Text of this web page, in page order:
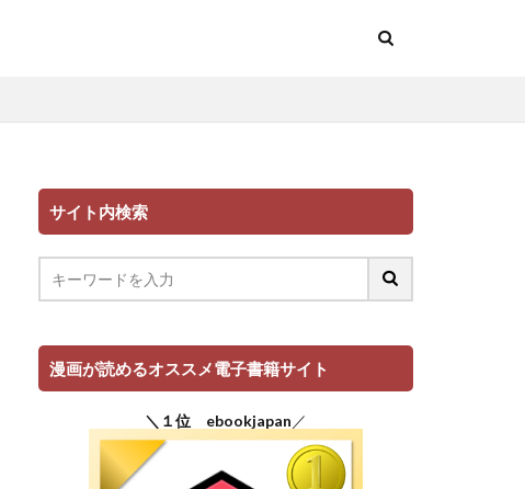
サイト内検索
漫画が読めるオススメ電子書籍サイト
＼１位 ebookjapan ／